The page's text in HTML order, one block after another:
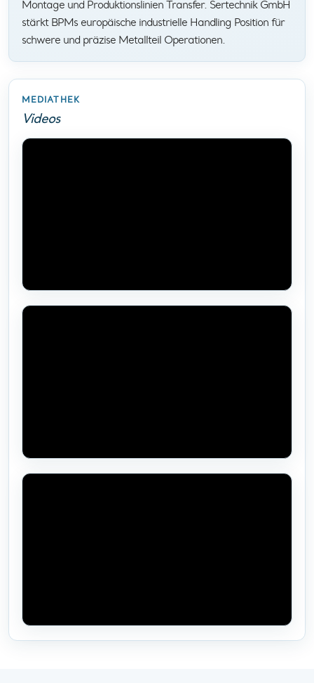
Montage und Produktionslinien Transfer. Sertechnik GmbH
stärkt BPMs europäische industrielle Handling Position für
schwere und präzise Metallteil Operationen.
MEDIATHEK
Videos